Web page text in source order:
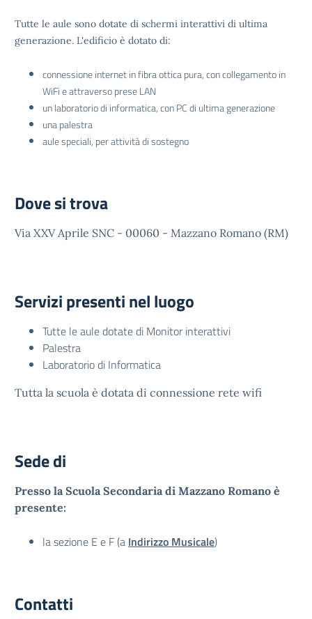
Tutte le aule sono dotate di schermi interattivi di ultima
generazione. L'edificio è dotato di:
connessione internet in fibra ottica pura, con collegamento in
WiFi e attraverso prese LAN
un laboratorio di informatica, con PC di ultima generazione
una palestra
aule speciali, per attività di sostegno
Dove si trova
Via XXV Aprile SNC - 00060 - Mazzano Romano (RM)
Servizi presenti nel luogo
Tutte le aule dotate di Monitor interattivi
Palestra
Laboratorio di Informatica
Tutta la scuola è dotata di connessione rete wifi
Sede di
Presso la Scuola Secondaria di Mazzano Romano è
presente:
la sezione E e F (a Indirizzo Musicale)
Contatti